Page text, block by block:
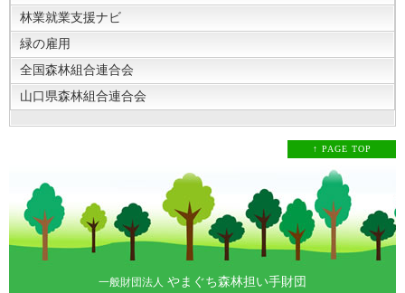
林業就業支援ナビ
緑の雇用
全国森林組合連合会
山口県森林組合連合会
↑ PAGE TOP
一般財団法人 やまぐち森林担い手財団